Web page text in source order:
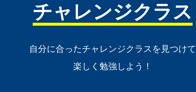
チャレンジクラス
自分に合ったチャレンジクラスを見つけて
楽しく勉強しよう！